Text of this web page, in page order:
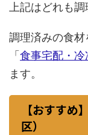
上記はどれも
調理済みの食材
「 食事宅配・冷
ます。
【おすす
区）